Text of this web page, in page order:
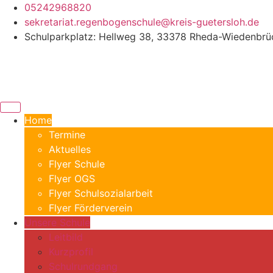
Zum
Inhalt
springen
05242968820
sekretariat.regenbogenschule@kreis-guetersloh.de
Schulparkplatz: Hellweg 38, 33378 Rheda-
Home
Termine
Aktuelles
Flyer Schule
Flyer OGS
Flyer Schulsozialarbeit
Flyer Förderverein
Unsere Schule
Leitbild
Kurzprofil
Schulrundgang